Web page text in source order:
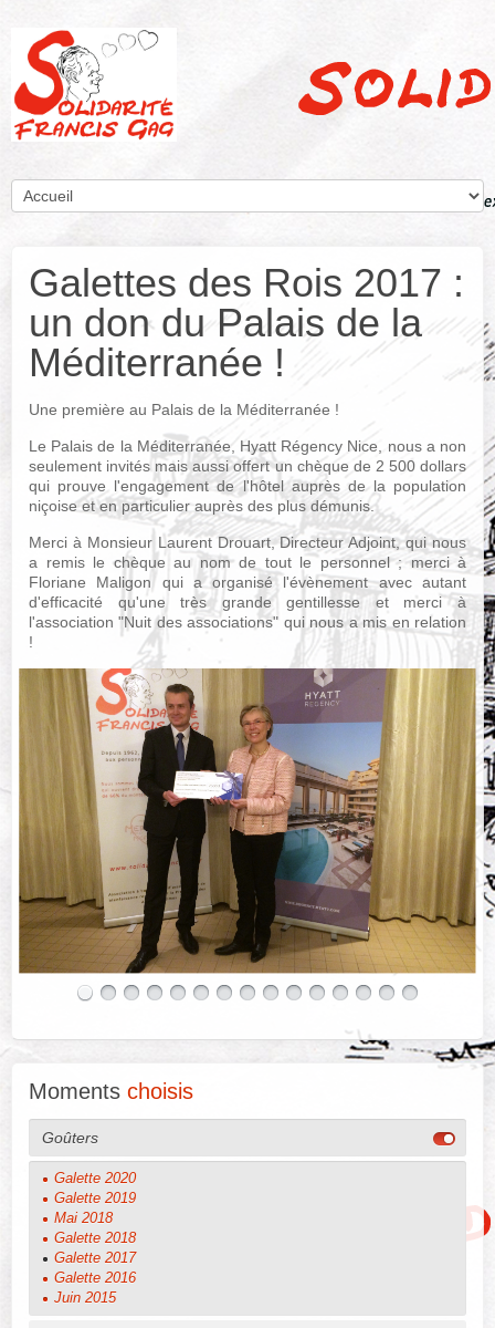
Galettes des Rois 2017 :
un don du Palais de la
Méditerranée !
Une première au Palais de la Méditerranée !
Le Palais de la Méditerranée, Hyatt Régency Nice, nous a non
seulement invités mais aussi offert un chèque de 2 500 dollars
qui prouve l'engagement de l'hôtel auprès de la population
niçoise et en particulier auprès des plus démunis.
Merci à Monsieur Laurent Drouart, Directeur Adjoint, qui nous
a remis le chèque au nom de tout le personnel ; merci à
Floriane Maligon qui a organisé l'évènement avec autant
d'efficacité qu'une très grande gentillesse et merci à
l'association "Nuit des associations" qui nous a mis en relation
!
Moments choisis
Goûters
Galette 2020
Galette 2019
Mai 2018
Galette 2018
Galette 2017
Galette 2016
Juin 2015